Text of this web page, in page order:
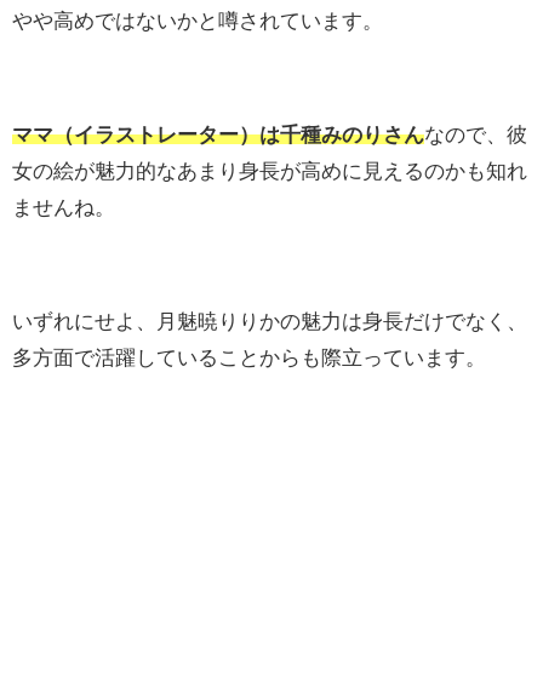
やや高めではないかと噂されています。
ママ（イラストレーター）は千種みのりさんなので、彼
女の絵が魅力的なあまり身長が高めに見えるのかも知れ
ませんね。
いずれにせよ、月魅暁りりかの魅力は身長だけでなく、
多方面で活躍していることからも際立っています。